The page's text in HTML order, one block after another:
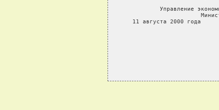
Управление
   11 августа 2000 года